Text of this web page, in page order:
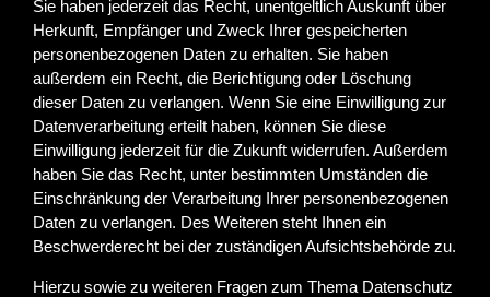
Sie haben jederzeit das Recht, unentgeltlich Auskunft über
Herkunft, Empfänger und Zweck Ihrer gespeicherten
personenbezogenen Daten zu erhalten. Sie haben
außerdem ein Recht, die Berichtigung oder Löschung
dieser Daten zu verlangen. Wenn Sie eine Einwilligung zur
Datenverarbeitung erteilt haben, können Sie diese
Einwilligung jederzeit für die Zukunft widerrufen. Außerdem
haben Sie das Recht, unter bestimmten Umständen die
Einschränkung der Verarbeitung Ihrer personenbezogenen
Daten zu verlangen. Des Weiteren steht Ihnen ein
Beschwerderecht bei der zuständigen Aufsichtsbehörde zu.
Hierzu sowie zu weiteren Fragen zum Thema Datenschutz